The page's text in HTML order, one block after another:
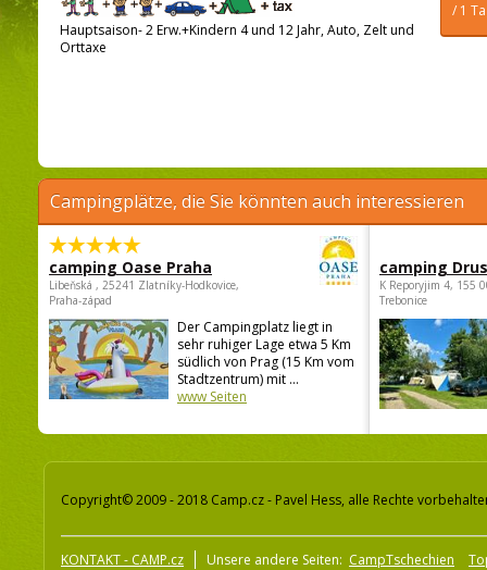
/ 1
Hauptsaison- 2 Erw.+Kindern 4 und 12 Jahr, Auto, Zelt und
Orttaxe
Campingplätze, die Sie könnten auch interessieren
camping Oase Praha
Libeňská , 25241 Zlatníky-Hodkovice,
Praha-západ
Der Campingplatz liegt in
sehr ruhiger Lage etwa 5 Km
südlich von Prag (15 Km vom
Stadtzentrum) mit ...
www Seiten
camping
K Reporyjim 4, 155
Trebonice
Copyright© 2009 - 2018 Camp.cz - Pavel Hess, alle Rechte
KONTAKT - CAMP.cz Unsere andere Seiten: CampTschechien